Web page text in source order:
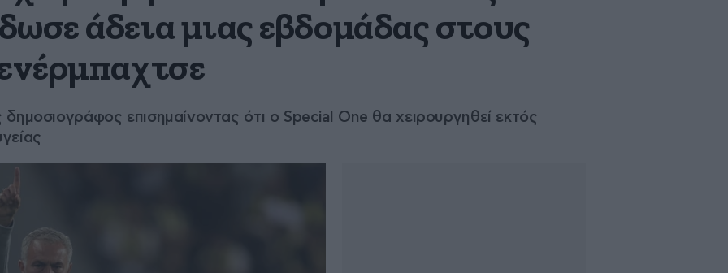
άδεια μιας εβδομάδας στους
επισημαίνοντας ότι ο Special One θα χειρουργηθεί εκτός